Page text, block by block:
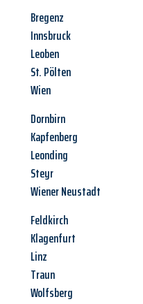
Bregenz
Innsbruck
Leoben
St. Pölten
Wien
Dornbirn
Kapfenberg
Leonding
Steyr
Wiener Neustadt
Feldkirch
Klagenfurt
Linz
Traun
Wolfsberg